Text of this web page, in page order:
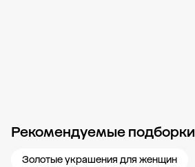
Рекомендуемые подборки
Золотые украшения для женщин
Новости компании Журнал ЗОЛОТОЙ Блог